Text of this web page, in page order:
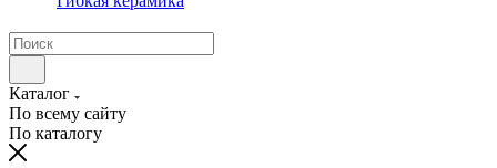
Каталог
По всему сайту
По каталогу